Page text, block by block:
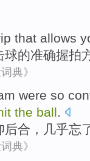
that allows
球的准确握拍
典》
were so
the ball
后合 ， 几乎忘
典》